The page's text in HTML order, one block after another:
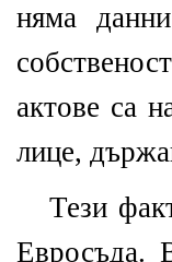
няма
актове са
лице,
Тези
Евросъда.